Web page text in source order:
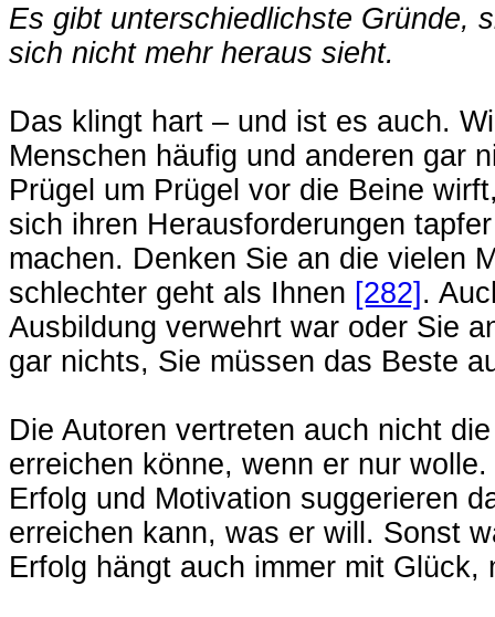
Es gibt unterschiedlichste Gründe,
sich nicht mehr heraus sieht.
Das klingt hart – und ist es auch.
Menschen häufig und anderen gar
Prügel um Prügel vor die Beine
sich ihren Herausforderungen
machen. Denken Sie an die vielen
schlechter geht als Ihnen [282] .
Ausbildung verwehrt war oder Sie
gar nichts, Sie müssen das Beste
Die Autoren vertreten auch nicht
erreichen könne, wenn er nur
Erfolg und Motivation suggerieren
erreichen kann, was er will. Sonst
Erfolg hängt auch immer mit